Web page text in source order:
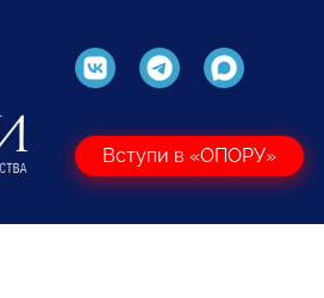
Вступи в «ОПОРУ»